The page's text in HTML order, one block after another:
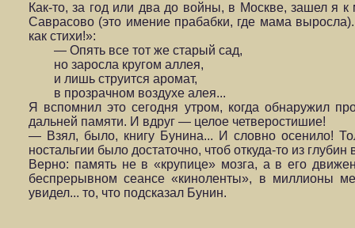
Как-то, за год или два до войны, в Москве, зашел я
Саврасово (это имение пра­бабки, где мама
как стихи!»:
— Опять все тот же старый сад,
но заросла кругом аллея,
и лишь струится аромат,
в прозрачном воздухе алея...
Я вспомнил это сегодня утром, когда обнаружил
дальней памяти. И вдруг — целое четверостишие!
— Взял, было, книгу Бунина... И словно осенило!
ностальгии было достаточно, чтоб откуда-то из
Верно: память не в «крупице» мозга, а в его
беспрерывном сеансе «киноленты», в миллионы
увидел... то, что подсказал Бунин.